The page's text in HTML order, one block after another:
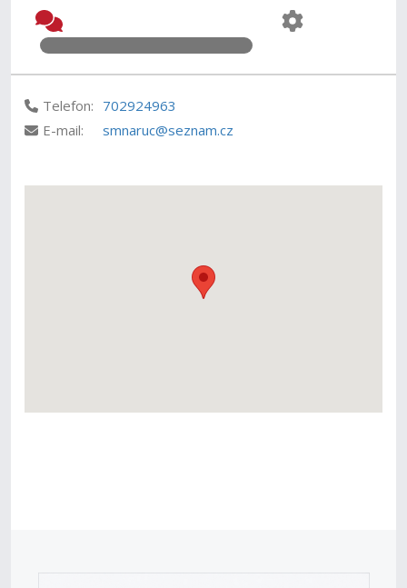
Telefon: 702924963
E-mail:
smnaruc@seznam.cz